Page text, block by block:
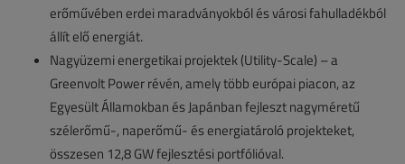
erőművében erdei maradványokból és városi fahulladékból
állít elő energiát.
Nagyüzemi energetikai projektek (Utility-Scale) – a
Greenvolt Power révén, amely több európai piacon, az
Egyesült Államokban és Japánban fejleszt nagyméretű
szélerőmű-, naperőmű- és energiatároló projekteket,
összesen 12,8 GW fejlesztési portfólióval.